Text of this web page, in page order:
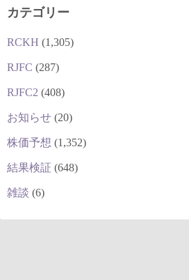
カテゴリー
RCKH (1,305)
RJFC (287)
RJFC2 (408)
お知らせ (20)
株価予想 (1,352)
結果検証 (648)
雑談 (6)